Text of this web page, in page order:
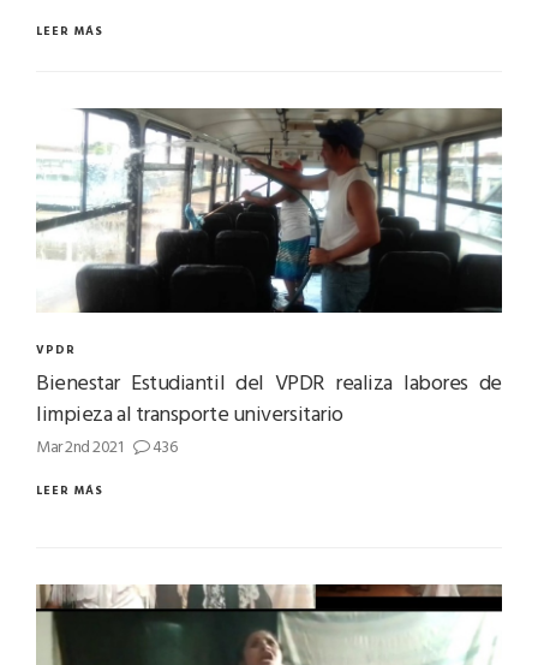
LEER MÁS
VPDR
Bienestar Estudiantil del VPDR realiza labores de
limpieza al transporte universitario
Mar 2nd 2021 436
LEER MÁS